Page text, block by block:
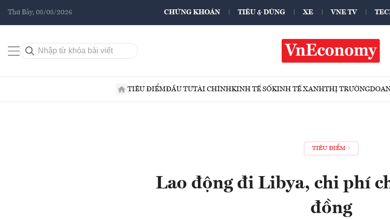
Thứ Bảy, 08/08/2026 CHỨNG KHOÁN TIÊU & DÙNG XE VNE TV
TIÊU ĐIỂMĐẦU TƯTÀI CHÍNHKINH TẾ SỐKINH TẾ XANHTHỊ TRƯỜNG
TIÊU ĐIỂM
Lao động đi Libya, chi phí
đồng